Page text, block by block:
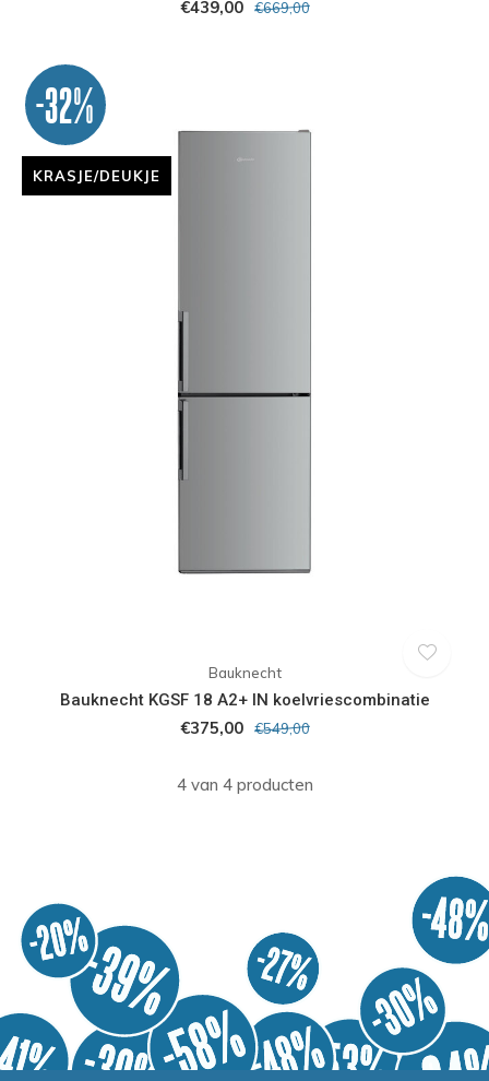
€439,00 €669,00
-32%
KRASJE/DEUKJE
Bauknecht
Bauknecht KGSF 18 A2+ IN koelvriescombinatie
€375,00 €549,00
4 van 4 producten